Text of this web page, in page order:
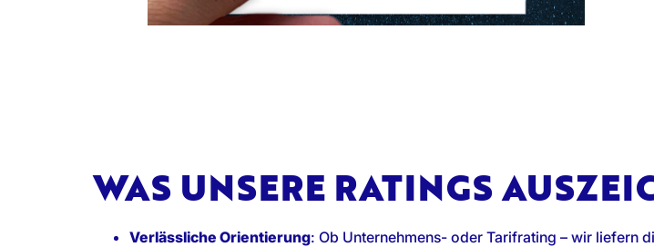
WAS UNSERE RATINGS
Verlässliche Orientierung: Ob Unternehmens- oder Tarifrating – wir liefern